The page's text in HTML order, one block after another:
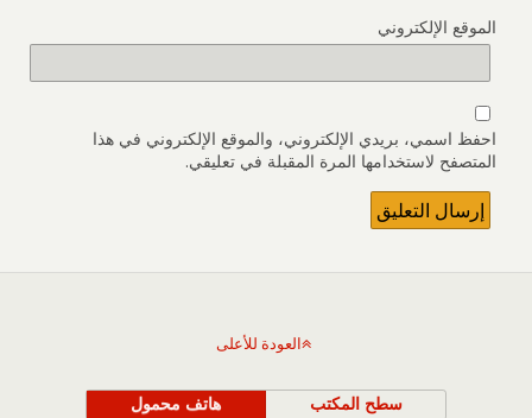
الموقع الإلكتروني
احفظ اسمي، بريدي الإلكتروني، والموقع الإلكتروني في هذا
المتصفح لاستخدامها المرة المقبلة في تعليقي.
العودة للأعلى
هاتف محمول سطح المكتب